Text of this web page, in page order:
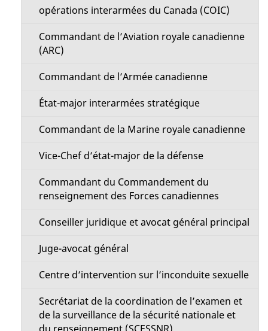
opérations interarmées du Canada (COIC)
Commandant de l’Aviation royale canadienne
(ARC)
Commandant de l’Armée canadienne
État-major interarmées stratégique
Commandant de la Marine royale canadienne
Vice-Chef d’état-major de la défense
Commandant du Commandement du
renseignement des Forces canadiennes
Conseiller juridique et avocat général principal
Juge-avocat général
Centre d’intervention sur l’inconduite sexuelle
Secrétariat de la coordination de l’examen et
de la surveillance de la sécurité nationale et
du renseignement (SCESSNR)